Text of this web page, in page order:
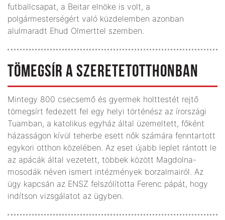
futballcsapat, a Beitar elnöke is volt, a
polgármesterségért való küzdelemben azonban
alulmaradt Ehud Olmerttel szemben.
TÖMEGSÍR A SZERETETOTTHONBAN
Mintegy 800 csecsemő és gyermek holttestét rejtő
tömegsírt fedezett fel egy helyi történész az írországi
Tuamban, a katolikus egyház által üzemeltett, főként
házasságon kívül teherbe esett nők számára fenntartott
egykori otthon közelében. Az eset újabb leplet rántott le
az apácák által vezetett, többek között Magdolna-
mosodák néven ismert intézmények borzalmairól. Az
ügy kapcsán az ENSZ felszólította Ferenc pápát, hogy
indítson vizsgálatot az ügyben.